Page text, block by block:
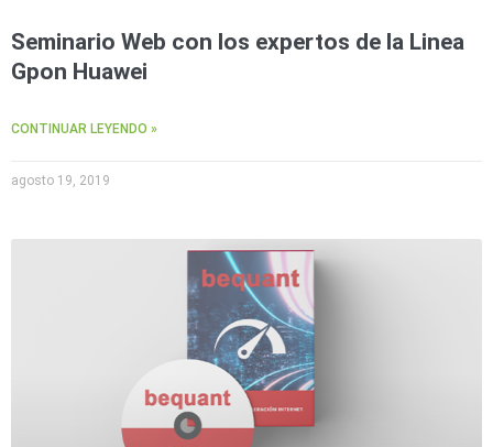
Seminario Web con los expertos de la Linea
Gpon Huawei
CONTINUAR LEYENDO »
agosto 19, 2019